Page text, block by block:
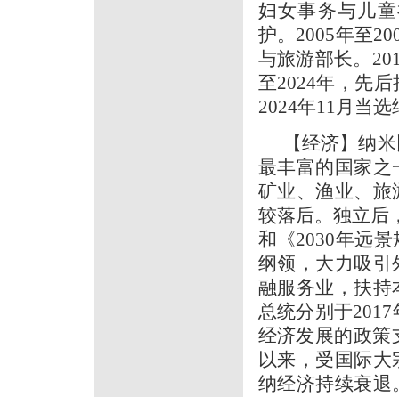
妇女事务与儿
护。2005年至
与旅游部长。
至2024年，先
2024年11月当
【经济】纳
最丰富的国家之
矿业、渔业、旅
较落后。独立后
和《2030年远
纲领，大力吸引
融服务业，扶
总统分别于
经济发展的政策
以来，受国际
纳经济持续衰退